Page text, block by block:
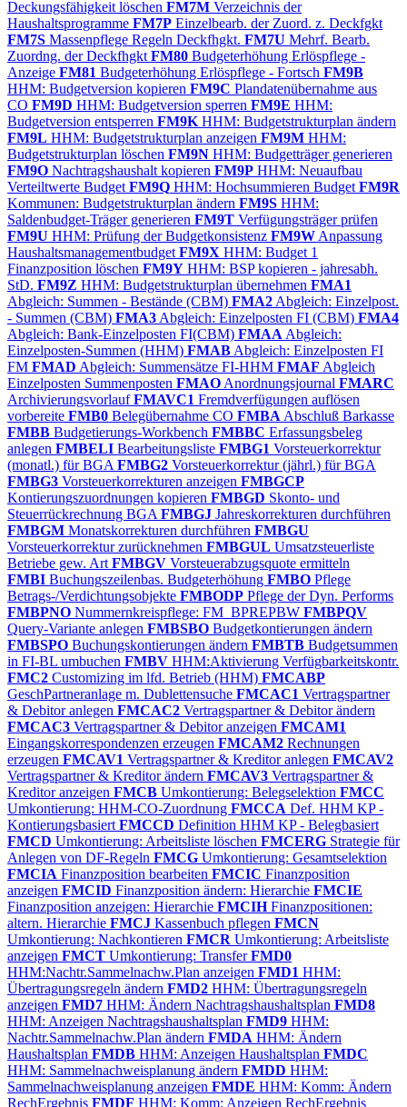
Deckungsfähigkeit löschen FM7M Verzeichnis der
Haushaltsprogramme FM7P Einzelbearb. der Zuord. z. Deckfgkt
FM7S Massenpflege Regeln Deckfhgkt. FM7U Mehrf. Bearb.
Zuordng. der Deckfhgkt FM80 Budgeterhöhung Erlöspflege -
Anzeige FM81 Budgeterhöhung Erlöspflege - Fortsch FM9B
HHM: Budgetversion kopieren FM9C Plandatenübernahme aus
CO FM9D HHM: Budgetversion sperren FM9E HHM:
Budgetversion entsperren FM9K HHM: Budgetstrukturplan ändern
FM9L HHM: Budgetstrukturplan anzeigen FM9M HHM:
Budgetstrukturplan löschen FM9N HHM: Budgetträger generieren
FM9O Nachtragshaushalt kopieren FM9P HHM: Neuaufbau
Verteiltwerte Budget FM9Q HHM: Hochsummieren Budget FM9R
Kommunen: Budgetstrukturplan ändern FM9S HHM:
Saldenbudget-Träger generieren FM9T Verfügungsträger prüfen
FM9U HHM: Prüfung der Budgetkonsistenz FM9W Anpassung
Haushaltsmanagementbudget FM9X HHM: Budget 1
Finanzposition löschen FM9Y HHM: BSP kopieren - jahresabh.
StD. FM9Z HHM: Budgetstrukturplan übernehmen FMA1
Abgleich: Summen - Bestände (CBM) FMA2 Abgleich: Einzelpost.
- Summen (CBM) FMA3 Abgleich: Einzelposten FI (CBM) FMA4
Abgleich: Bank-Einzelposten FI(CBM) FMAA Abgleich:
Einzelposten-Summen (HHM) FMAB Abgleich: Einzelposten FI
FM FMAD Abgleich: Summensätze FI-HHM FMAF Abgleich
Einzelposten Summenposten FMAO Anordnungsjournal FMARC
ArchivierungsvorlaufFMAVC1 Fremdverfügungen auflösen
vorbereite FMB0 Belegübernahme CO FMBA Abschluß Barkasse
FMBB Budgetierungs-Workbench FMBBC Erfassungsbeleg
anlegen FMBELI Bearbeitungsliste FMBG1 Vorsteuerkorrektur
(monatl.) für BGA FMBG2 Vorsteuerkorrektur (jährl.) für BGA
FMBG3 Vorsteuerkorrekturen anzeigen FMBGCP
Kontierungszuordnungen kopieren FMBGD Skonto- und
Steuerrückrechnung BGA FMBGJ Jahreskorrekturen durchführen
FMBGM Monatskorrekturen durchführen FMBGU
Vorsteuerkorrektur zurücknehmen FMBGUL Umsatzsteuerliste
Betriebe gew. Art FMBGV Vorsteuerabzugsquote ermitteln
FMBI Buchungszeilenbas. Budgeterhöhung FMBO Pflege
Betrags-/Verdichtungsobjekte FMBODP Pflege der Dyn. Performs
FMBPNO Nummernkreispflege: FM_BPREPBW FMBPQV
Query-Variante anlegen FMBSBO Budgetkontierungen ändern
FMBSPO Buchungskontierungen ändern FMBTB Budgetsummen
in FI-BL umbuchen FMBV HHM:Aktivierung Verfügbarkeitskontr.
FMC2 Customizing im lfd. Betrieb (HHM) FMCABP
GeschPartneranlage m. Dublettensuche FMCAC1 Vertragspartner
& Debitor anlegen FMCAC2 Vertragspartner & Debitor ändern
FMCAC3 Vertragspartner & Debitor anzeigen FMCAM1
Eingangskorrespondenzen erzeugen FMCAM2 Rechnungen
erzeugen FMCAV1 Vertragspartner & Kreditor anlegen FMCAV2
Vertragspartner & Kreditor ändern FMCAV3 Vertragspartner &
Kreditor anzeigen FMCB Umkontierung: Belegselektion FMCC
Umkontierung: HHM-CO-Zuordnung FMCCA Def. HHM KP -
Kontierungsbasiert FMCCD Definition HHM KP - Belegbasiert
FMCD Umkontierung: Arbeitsliste löschen FMCERG Strategie für
Anlegen von DF-Regeln FMCG Umkontierung: Gesamtselektion
FMCIA Finanzposition bearbeiten FMCIC Finanzposition
anzeigen FMCID Finanzposition ändern: Hierarchie FMCIE
Finanzposition anzeigen: Hierarchie FMCIHFinanzpositionen:
altern. Hierarchie FMCJ Kassenbuch pflegen FMCN
Umkontierung: Nachkontieren FMCR Umkontierung: Arbeitsliste
anzeigen FMCT Umkontierung: TransferFMD0
HHM:Nachtr.Sammelnachw.Plan anzeigen FMD1 HHM:
Übertragungsregeln ändern FMD2 HHM: Übertragungsregeln
anzeigen FMD7 HHM: Ändern Nachtragshaushaltsplan FMD8
HHM: Anzeigen Nachtragshaushaltsplan FMD9 HHM:
Nachtr.Sammelnachw.Plan ändern FMDA HHM: Ändern
Haushaltsplan FMDB HHM: Anzeigen Haushaltsplan FMDC
HHM: Sammelnachweisplanung ändern FMDD HHM:
Sammelnachweisplanung anzeigen FMDE HHM: Komm: Ändern
RechErgebnis FMDF HHM: Komm: Anzeigen RechErgebnis